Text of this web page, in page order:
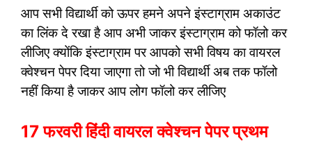
आप सभी विद्यार्थी को ऊपर हमने अपने इंस्टाग्राम अकाउंट
का लिंक दे रखा है आप अभी जाकर इंस्टाग्राम को फॉलो कर
लीजिए क्योंकि इंस्टाग्राम पर आपको सभी विषय का वायरल
क्वेश्चन पेपर दिया जाएगा तो जो भी विद्यार्थी अब तक फॉलो
नहीं किया है जाकर आप लोग फॉलो कर लीजिए
17 फरवरी हिंदी वायरल क्वेश्चन पेपर प्रथम